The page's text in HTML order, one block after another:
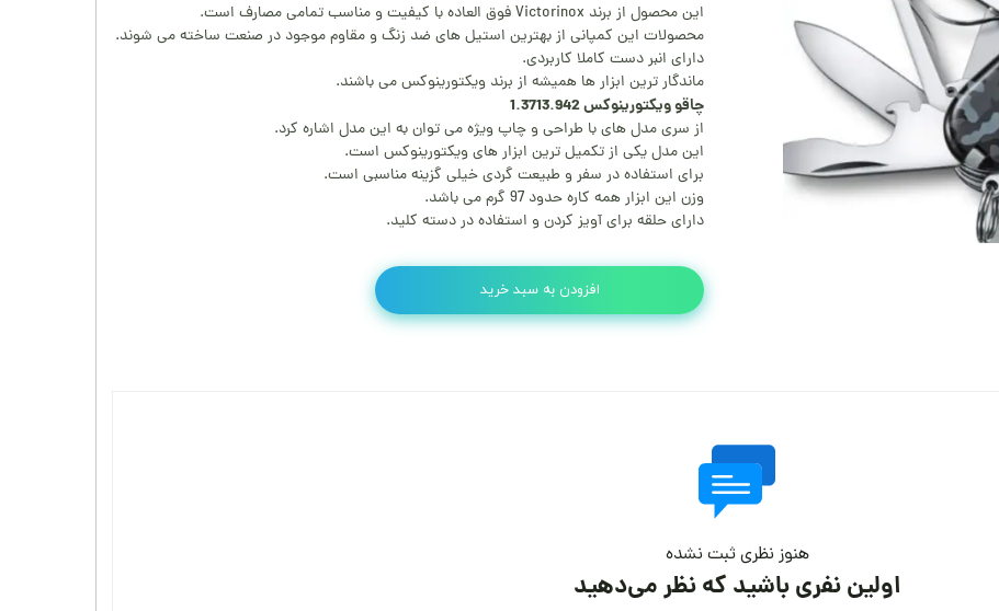
این محصول از برند Victorinox فوق العاده با کیفیت و مناسب تمامی مصارف است.
محصولات این کمپانی از بهترین استیل های ضد زنگ و مقاوم موجود در صنعت ساخته می شوند.
دارای انبر دست کاملا کاربردی.
ماندگار ترین ابزار ها همیشه از برند ویکتورینوکس می باشند.
چاقو ویکتورینوکس 1.3713.942
از سری مدل های با طراحی و چاپ ویژه می توان به این مدل اشاره کرد.
این مدل یکی از تکمیل ترین ابزار های ویکتورینوکس است.
برای استفاده در سفر و طبیعت گردی خیلی گزینه مناسبی است.
وزن این ابزار همه کاره حدود 97 گرم می باشد.
دارای حلقه برای آویز کردن و استفاده در دسته کلید.
افزودن به سبد خرید
هنوز نظری ثبت نشده
اولین نفری باشید که نظر می‌دهید